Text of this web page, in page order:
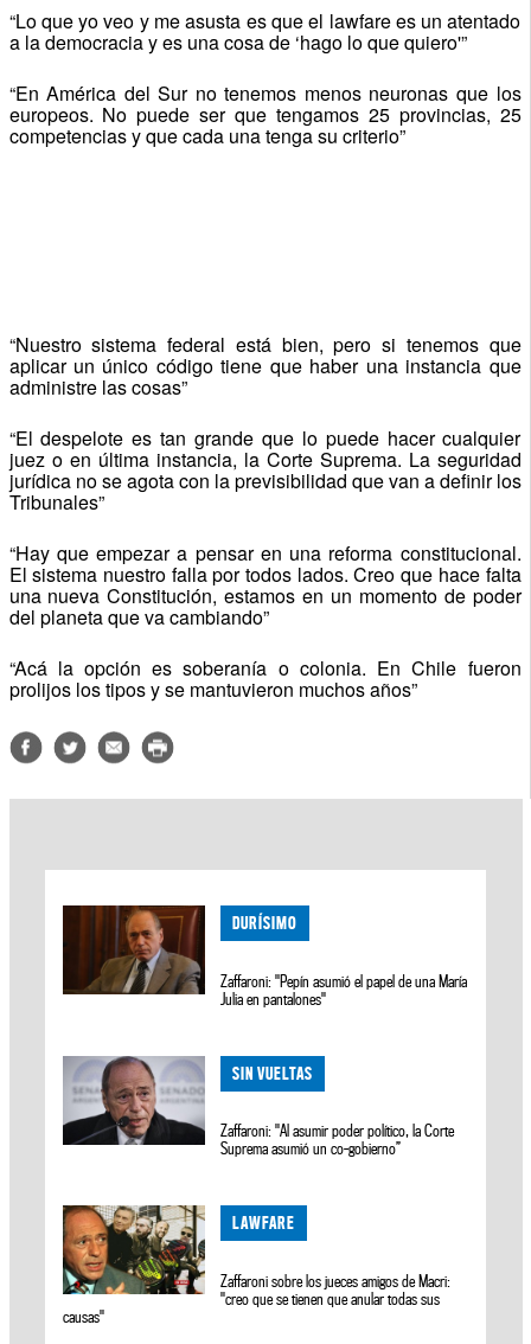
“Lo que yo veo y me asusta es que el lawfare es un atentado
a la democracia y es una cosa de ‘hago lo que quiero'”
“En América del Sur no tenemos menos neuronas que los
europeos. No puede ser que tengamos 25 provincias, 25
competencias y que cada una tenga su criterio”
“Nuestro sistema federal está bien, pero si tenemos que
aplicar un único código tiene que haber una instancia que
administre las cosas”
“El despelote es tan grande que lo puede hacer cualquier
juez o en última instancia, la Corte Suprema. La seguridad
jurídica no se agota con la previsibilidad que van a definir los
Tribunales”
“Hay que empezar a pensar en una reforma constitucional.
El sistema nuestro falla por todos lados. Creo que hace falta
una nueva Constitución, estamos en un momento de poder
del planeta que va cambiando”
“Acá la opción es soberanía o colonia. En Chile fueron
prolijos los tipos y se mantuvieron muchos años”
DURÍSIMO
Zaffaroni: "Pepín asumió el papel de una María
Julia en pantalones"
SIN VUELTAS
Zaffaroni: "Al asumir poder político, la Corte
Suprema asumió un co-gobierno”
LAWFARE
Zaffaroni sobre los jueces amigos de Macri:
"creo que se tienen que anular todas sus
causas"